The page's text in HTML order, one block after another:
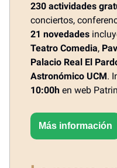
230 actividades
conciertos,
21 novedades
Teatro Comedia,
Palacio Real El
Astronómico UCM.
10:00h en web
Más información